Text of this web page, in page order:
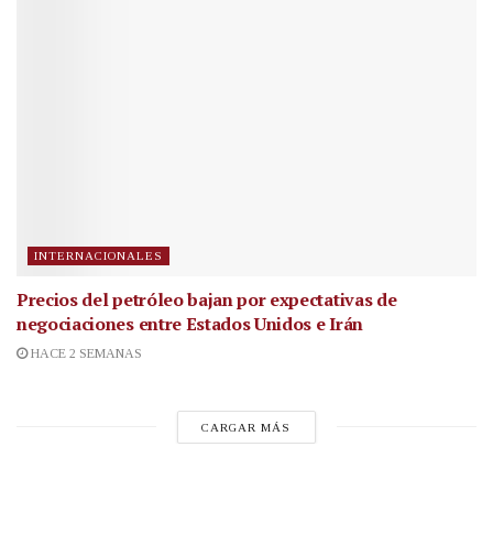
INTERNACIONALES
Precios del petróleo bajan por expectativas de
negociaciones entre Estados Unidos e Irán
HACE 2 SEMANAS
CARGAR MÁS